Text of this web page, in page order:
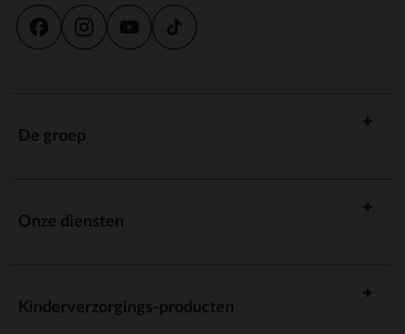
De groep
Onze diensten
Kinderverzorgings-producten